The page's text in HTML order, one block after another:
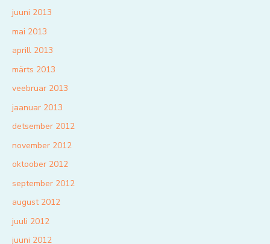
juuni 2013
mai 2013
aprill 2013
märts 2013
veebruar 2013
jaanuar 2013
detsember 2012
november 2012
oktoober 2012
september 2012
august 2012
juuli 2012
juuni 2012